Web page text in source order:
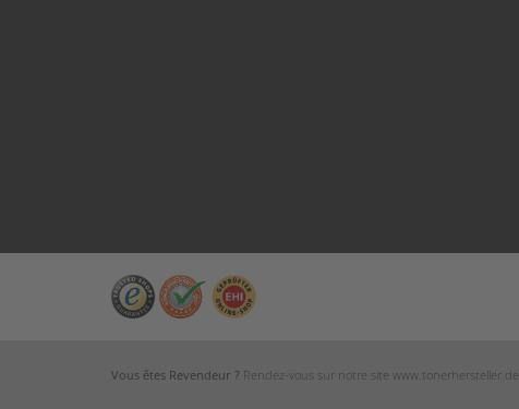
Vous êtes Revendeur ? Rendez-vous sur notre site www.tonerhersteller.de